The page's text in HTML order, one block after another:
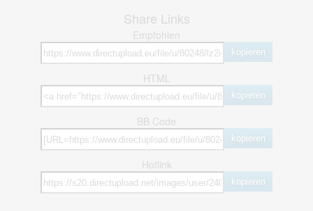
Share Links
Empfohlen
kopieren
HTML
kopieren
BB Code
kopieren
Hotlink
kopieren